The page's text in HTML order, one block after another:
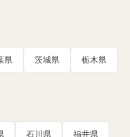
県 茨城県 栃木県
石川県 福井県